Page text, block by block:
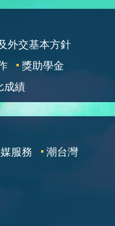
外交基本方針
獎助學金
成績
服務 潮台灣